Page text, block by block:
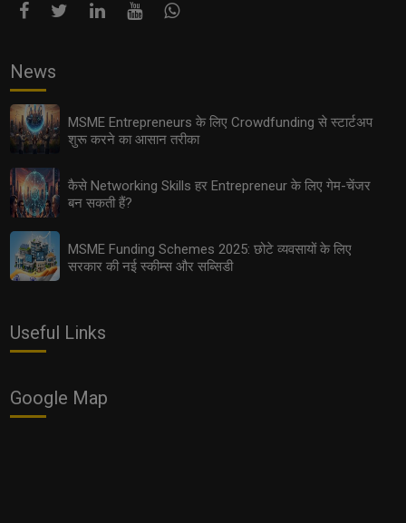
मार्केट तक पहुँचने के आसान तरीके
News
MSME Entrepreneurs के लिए Crowdfunding से स्टार्टअप
शुरू करने का आसान तरीका
कैसे Networking Skills हर Entrepreneur के लिए गेम-चेंजर
बन सकती हैं?
MSME Funding Schemes 2025: छोटे व्यवसायों के लिए
सरकार की नई स्कीम्स और सब्सिडी
Useful Links
Google Map